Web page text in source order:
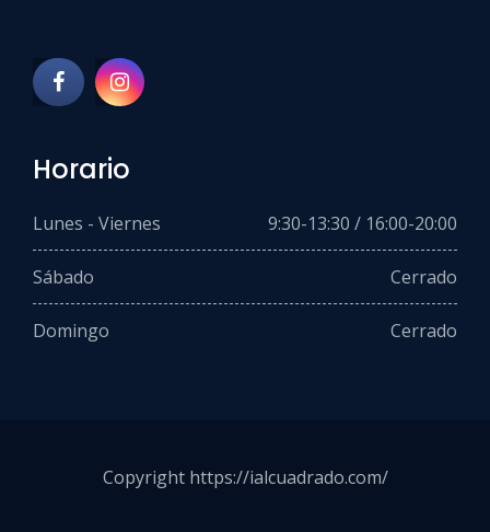
Horario
Lunes - Viernes 9:30-13:30 / 16:00-20:00
Sábado Cerrado
Domingo Cerrado
Copyright https://ialcuadrado.com/